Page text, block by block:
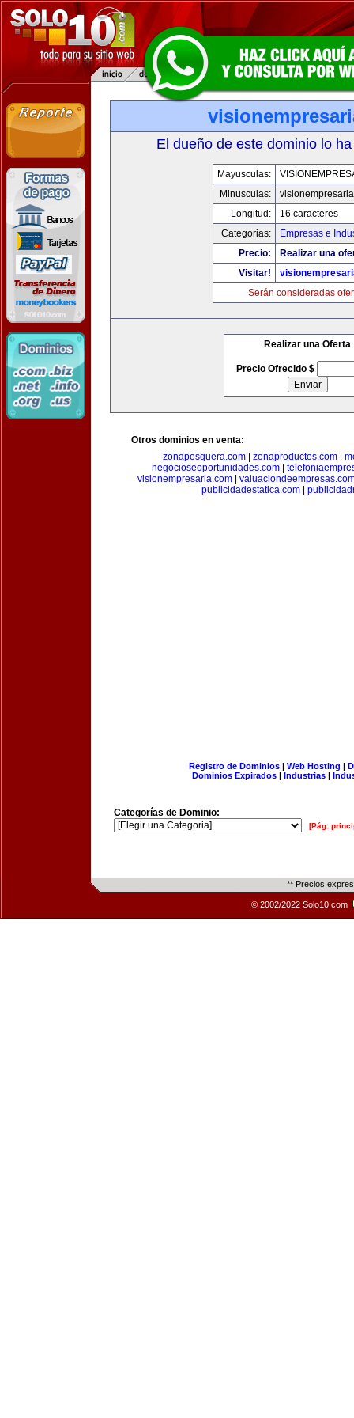
El dueño de este dominio lo
Mayusculas:
Minusculas:
Longitud:
16 caracteres
Categorias:
Empresas e
Precio:
Realizar una
Visitar!
Serán consideradas
Realizar una Oferta
Precio Ofrecido $
Otros dominios en venta:
zonapesquera.com| zonaproductos.com|
negocioseoportunidades.com
visionempresaria.com
publicidadestatica.com
Registro de Dominios| Web Hosting |
Dominios Expirados | Industrias |
Categorías de Dominio:
[Pág.
** Precios
© 2002/2022 Solo10.com